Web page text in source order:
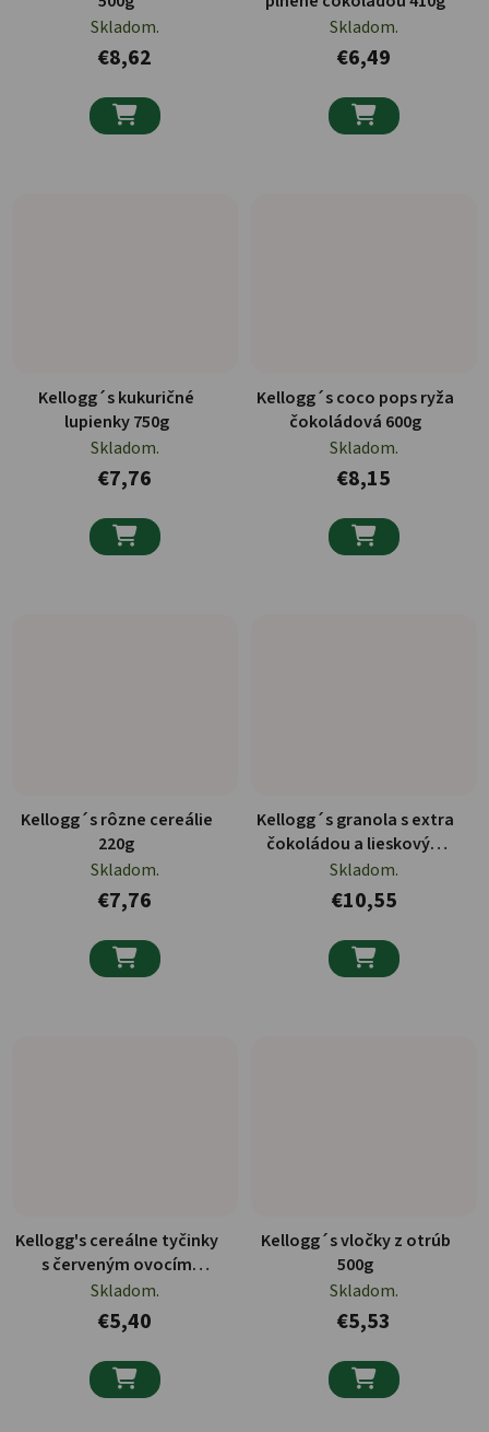
Skladom.
€8,62

Skladom.
€6,49

Kellogg´s kukuričné
lupienky 750g
Skladom.
€7,76

Kellogg´s coco pops ryža
čokoládová 600g
Skladom.
€8,15

Kellogg´s rôzne cereálie
220g
Skladom.
€7,76

Kellogg´s granola s extra
čokoládou a lieskovým
orechom 800g
Skladom.
€10,55

Kellogg's cereálne tyčinky
s červeným ovocím
6x21,5g
Skladom.
€5,40

Kellogg´s vločky z otrúb
500g
Skladom.
€5,53
